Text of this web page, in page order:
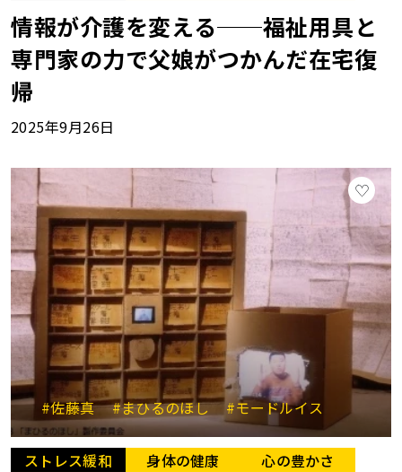
情報が介護を変える──福祉用具と
専門家の力で父娘がつかんだ在宅復
帰
2025年9月26日
#佐藤真 #まひるのほし #モードルイス
ストレス緩和 身体の健康
心の豊かさ